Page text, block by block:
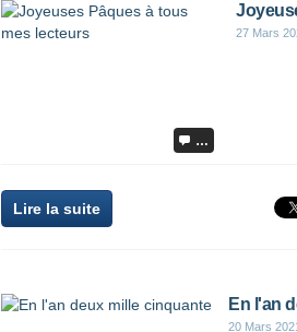
…
27 Mars
Lire la suite
En l'an
20 Mars